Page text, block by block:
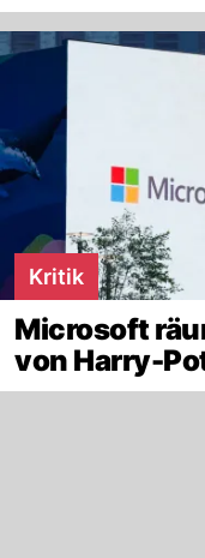
Kritik
Microsoft
von Harry-